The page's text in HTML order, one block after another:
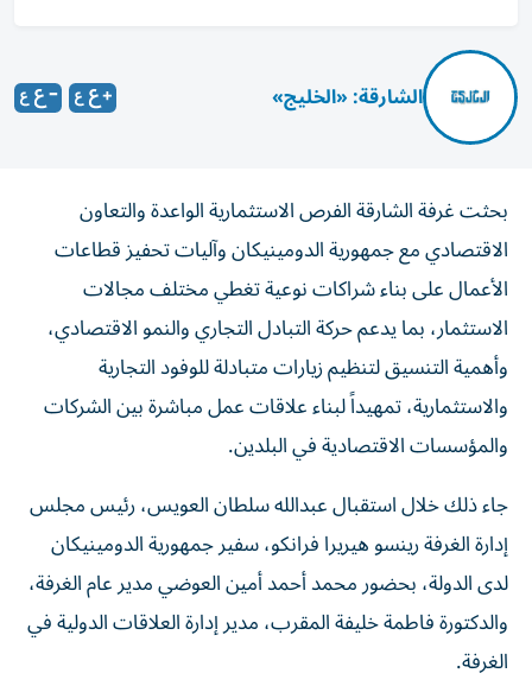
الشارقة: «الخليج»
بحثت غرفة الشارقة الفرص الاستثمارية الواعدة والتعاون
الاقتصادي مع جمهورية الدومينيكان وآليات تحفيز قطاعات
الأعمال على بناء شراكات نوعية تغطي مختلف مجالات
الاستثمار، بما يدعم حركة التبادل التجاري والنمو الاقتصادي،
وأهمية التنسيق لتنظيم زيارات متبادلة للوفود التجارية
والاستثمارية، تمهيداً لبناء علاقات عمل مباشرة بين الشركات
والمؤسسات الاقتصادية في البلدين.
جاء ذلك خلال استقبال عبدالله سلطان العويس، رئيس مجلس
إدارة الغرفة رينسو هيريرا فرانكو، سفير جمهورية الدومينيكان
لدى الدولة، بحضور محمد أحمد أمين العوضي مدير عام الغرفة،
والدكتورة فاطمة خليفة المقرب، مدير إدارة العلاقات الدولية في
الغرفة.